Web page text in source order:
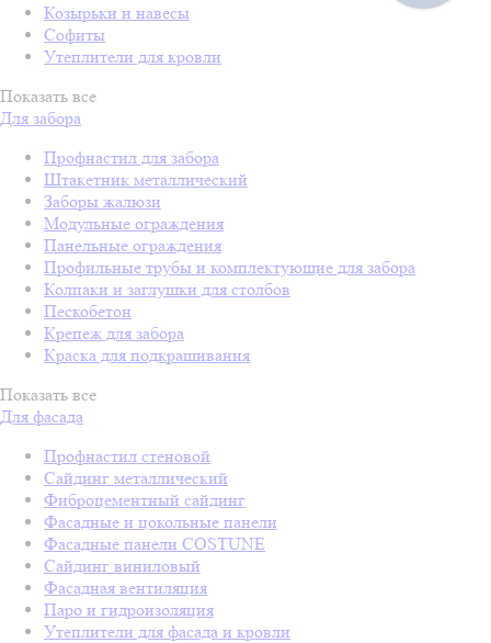
Козырьки и навесы
Софиты
Утеплители для кровли
Показать все
Для забора
Профнастил для забора
Штакетник металлический
Заборы жалюзи
Модульные ограждения
Панельные ограждения
Профильные трубы и комплектующие для забора
Колпаки и заглушки для столбов
Пескобетон
Крепеж для забора
Краска для подкрашивания
Показать все
Для фасада
Профнастил стеновой
Сайдинг металлический
Фиброцементный сайдинг
Фасадные и цокольные панели
Фасадные панели COSTUNE
Сайдинг виниловый
Фасадная вентиляция
Паро и гидроизоляция
Утеплители для фасада и кровли